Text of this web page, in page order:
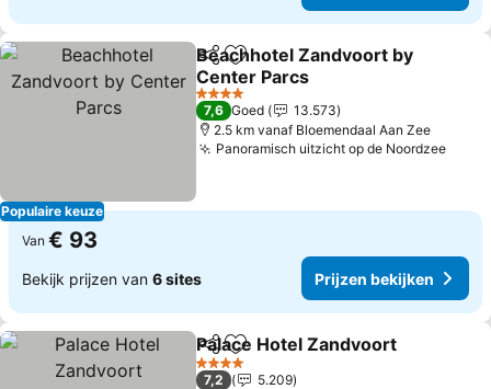
Populaire keuze
DelenToevoegen aan favorieten
Beachhotel Zandvoort by
Center Parcs
4 Sterren
7,6 Goed
13.573
2.5 km vanaf Bloemendaal Aan Zee
Panoramisch uitzicht op de Noordzee
Van € 93
Bekijk prijzen van 6 sites Prijzen bekijken
DelenToevoegen aan favorieten
Palace Hotel Zandvoort
4 Sterren
7,2
5.209